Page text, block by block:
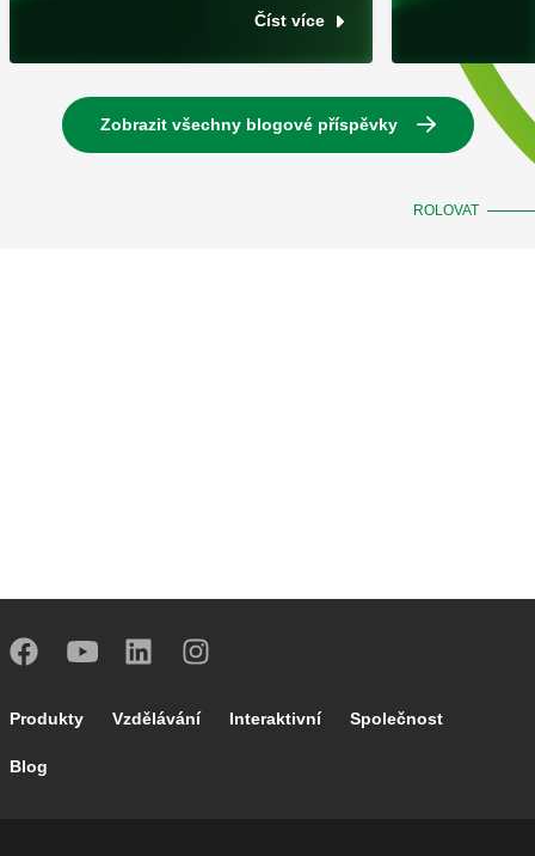
Číst více
ROLOVAT
Zobrazit všechny blogové příspěvky
Footer main navigation
Produkty Vzdělávání Interaktivní Společnost
Blog